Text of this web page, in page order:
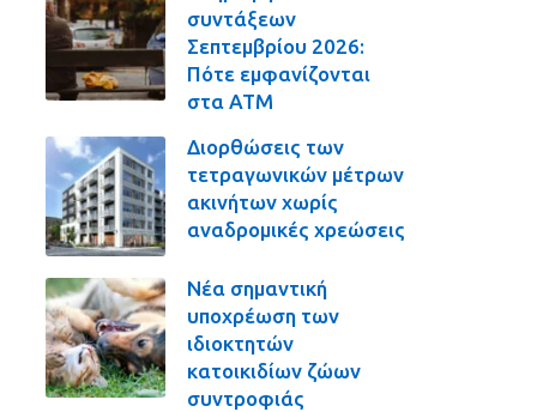
συντάξεων
Σεπτεμβρίου 2026:
Πότε εμφανίζονται
στα ΑΤΜ
Διορθώσεις των
τετραγωνικών μέτρων
ακινήτων χωρίς
αναδρομικές χρεώσεις
Νέα σημαντική
υποχρέωση των
ιδιοκτητών
κατοικιδίων ζώων
συντροφιάς